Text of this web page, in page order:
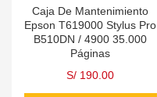
Caja De Mantenimiento
Epson T619000 Stylus Pro
B510DN / 4900 35.000
Páginas
S/ 190.00